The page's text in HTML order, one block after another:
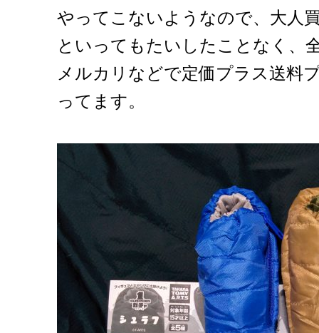
やってこないようなので、大人
といってもたいしたことなく、
メルカリなどで定価プラス送料
ってます。